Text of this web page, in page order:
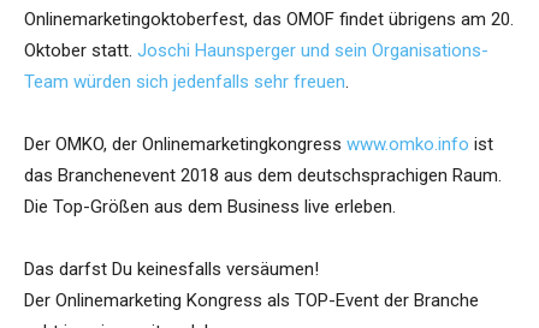
Onlinemarketingoktoberfest, das OMOF findet übrigens am 20.
Oktober statt. Joschi Haunsperger und sein Organisations-
Team würden sich jedenfalls sehr freuen.
Der OMKO, der Onlinemarketingkongress www.omko.info ist
das Branchenevent 2018 aus dem deutschsprachigen Raum.
Die Top-Größen aus dem Business live erleben.
Das darfst Du keinesfalls versäumen!
Der Onlinemarketing Kongress als TOP-Event der Branche